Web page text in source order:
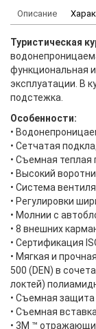
Описание
Туристическая
функциональная
эксплуатации. В
подстежка.
Особенности:
•
• Сетчатая
• Съемная теплая
• Высокий
• Система
• Регулировки
• Молнии с
• 8 внешних
• Сертификация
• Мягкая и
500 (DEN) в
локтей)
• Съемная защита
• Съемная
• 3M ™